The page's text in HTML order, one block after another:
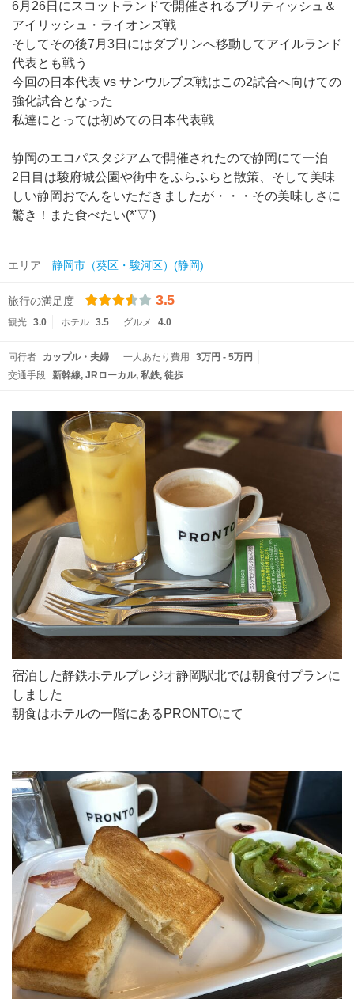
6月26日にスコットランドで開催されるブリティッシュ＆
アイリッシュ・ライオンズ戦
そしてその後7月3日にはダブリンへ移動してアイルランド
代表とも戦う
今回の日本代表 vs サンウルブズ戦はこの2試合へ向けての
強化試合となった
私達にとっては初めての日本代表戦
静岡のエコパスタジアムで開催されたので静岡にて一泊
2日目は駿府城公園や街中をふらふらと散策、そして美味
しい静岡おでんをいただきましたが・・・その美味しさに
驚き！また食べたい(*'▽')
エリア 静岡市（葵区・駿河区）(静岡)
旅行の満足度 3.5
観光 3.0 ホテル 3.5 グルメ 4.0
同行者 カップル・夫婦 一人あたり費用
3万円 - 5万円
交通手段 新幹線 JRローカル 私鉄 徒歩
宿泊した静鉄ホテルプレジオ静岡駅北では朝食付プランに
しました
朝食はホテルの一階にあるPRONTOにて